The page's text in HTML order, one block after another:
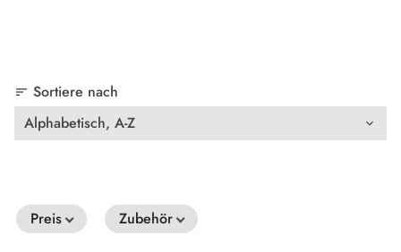
sort Sortiere nach
Preis Zubehör